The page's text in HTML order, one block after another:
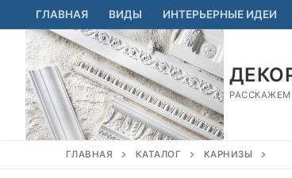
Перейти
к
содержимому
ГЛАВНАЯ ВИДЫ ИНТЕРЬЕРНЫЕ ИДЕИ
РАССКАЖЕМ
ГЛАВНАЯ КАТАЛОГ КАРНИЗЫ